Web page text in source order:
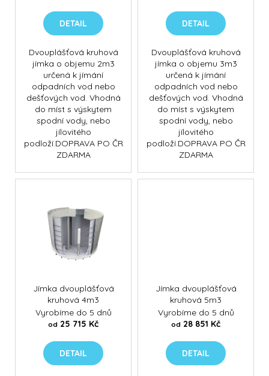
DETAIL
Dvouplášťová kruhová
jímka o objemu 2m3
určená k jímání
odpadních vod nebo
dešťových vod. Vhodná
do míst s výskytem
spodní vody, nebo
jílovitého
podloží.DOPRAVA PO ČR
ZDARMA
DETAIL
Dvouplášťová kruhová
jímka o objemu 3m3
určená k jímání
odpadních vod nebo
dešťových vod. Vhodná
do míst s výskytem
spodní vody, nebo
jílovitého
podloží.DOPRAVA PO ČR
ZDARMA
Jímka dvouplášťová
kruhová 4m3
Vyrobíme do 5 dnů
od 25 715 Kč
DETAIL
Jímka dvouplášťová
kruhová 5m3
Vyrobíme do 5 dnů
od 28 851 Kč
DETAIL
DOLPHIN
M400
900
Kč